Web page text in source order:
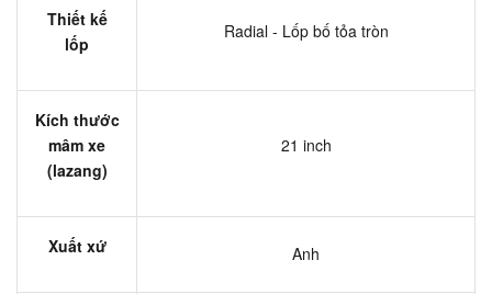
Thiết kế
lốp
Radial - Lốp bố tỏa tròn
Kích thước
mâm xe
(lazang)
21 inch
Xuất xứ Anh